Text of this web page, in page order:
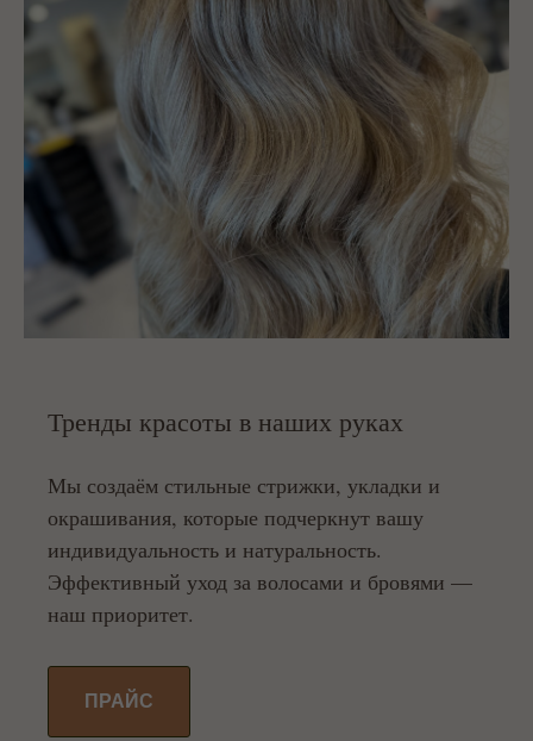
Тренды красоты в наших руках
Мы создаём стильные стрижки, укладки и
окрашивания, которые подчеркнут вашу
индивидуальность и натуральность.
Эффективный уход за волосами и бровями —
наш приоритет.
ПРАЙС